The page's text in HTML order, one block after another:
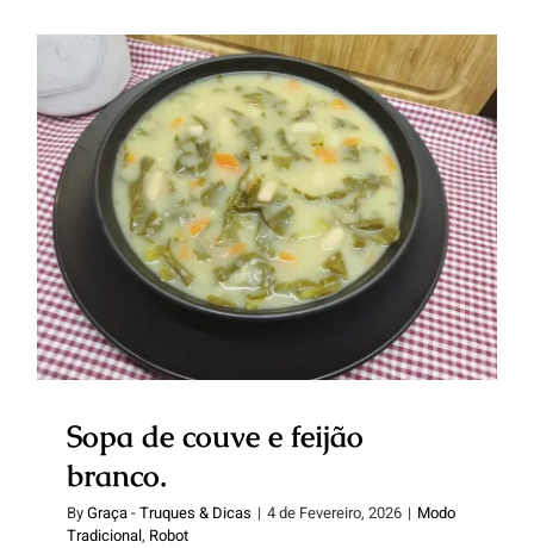
Sopa de couve e feijão branco.
Sopa de couve e feijão
branco.
ByGraça - Truques & Dicas | 4 de Fevereiro, 2026 | Modo
Tradicional, Robot